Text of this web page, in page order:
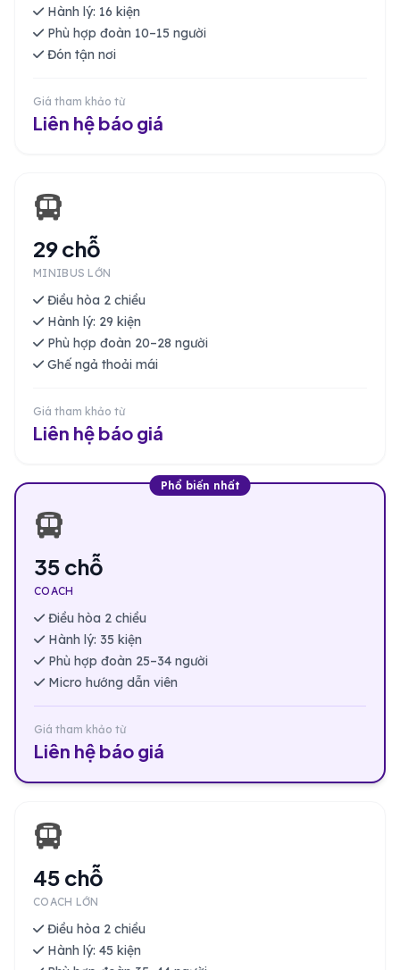
Hành lý: 16 kiện
Phù hợp đoàn 10–15 người
Đón tận nơi
Giá tham khảo từ
Liên hệ báo giá
29 chỗ
MINIBUS LỚN
Điều hòa 2 chiều
Hành lý: 29 kiện
Phù hợp đoàn 20–28 người
Ghế ngả thoải mái
Giá tham khảo từ
Liên hệ báo giá
Phổ biến nhất
35 chỗ
COACH
Điều hòa 2 chiều
Hành lý: 35 kiện
Phù hợp đoàn 25–34 người
Micro hướng dẫn viên
Giá tham khảo từ
Liên hệ báo giá
45 chỗ
COACH LỚN
Điều hòa 2 chiều
Hành lý: 45 kiện